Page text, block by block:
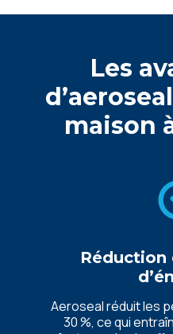
Les
maison
Réduction
Aeroseal réduit les
30 %, ce qui